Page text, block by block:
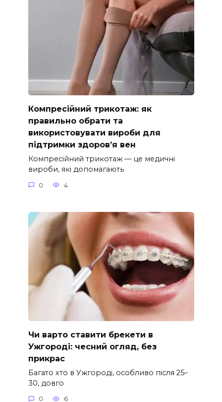
Компресійний трикотаж: як
правильно обрати та
використовувати вироби для
підтримки здоров’я вен
Компресійний трикотаж — це медичні
вироби, які допомагають
0 4
Чи варто ставити брекети в
Ужгороді: чесний огляд, без
прикрас
Багато хто в Ужгороді, особливо після 25–
30, довго
0 6